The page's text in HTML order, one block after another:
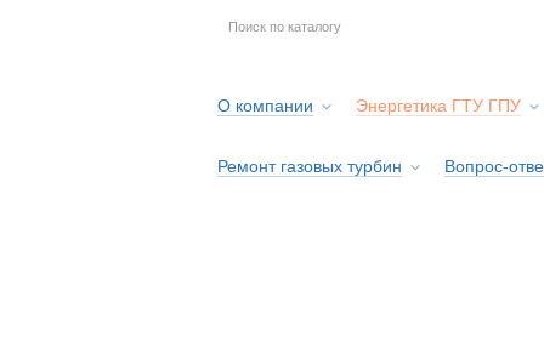
О компании Энергетика ГТУ ГПУ
Ремонт газовых турбин Вопрос-